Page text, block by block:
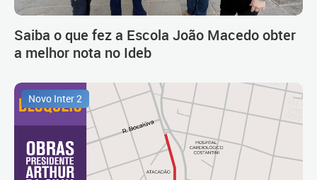
Saiba o que fez a Escola João Macedo obter
a melhor nota no Ideb
Novo Inter 2